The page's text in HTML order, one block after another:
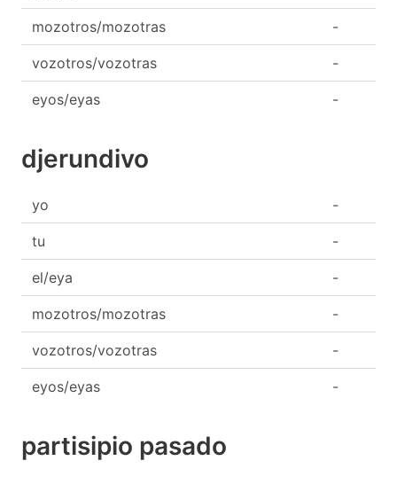
mozotros/mozotras -
vozotros/vozotras -
eyos/eyas -
djerundivo
yo -
tu -
el/eya -
mozotros/mozotras -
vozotros/vozotras -
eyos/eyas -
partisipio pasado